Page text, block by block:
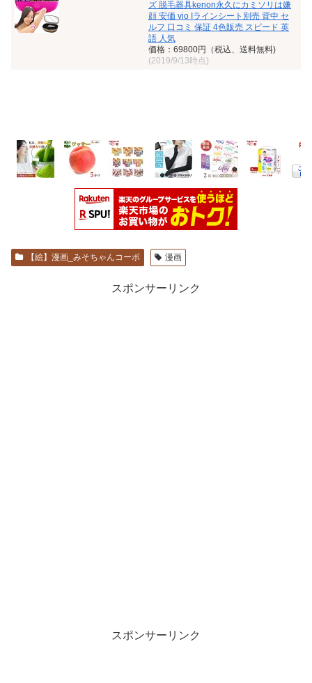
ズ 脱毛器具kenon永久にカミソリは嫌
顔 安価 vio Iラインシート別売 背中 セ
ルフ 口コミ 保証 4色販売 スピード 英
語 人気
価格：69800円（税込、送料無料)
(2019/9/13時点)
【絵】漫画_みそちゃんコーポ 漫画
スポンサーリンク
スポンサーリンク